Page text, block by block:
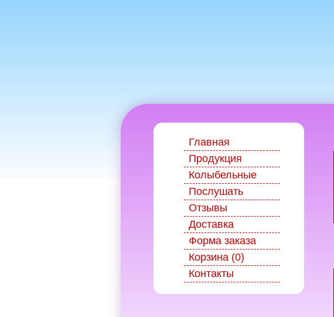
Главная
Продукция
Колыбельные
Послушать
Отзывы
Доставка
Форма заказа
Корзина (0)
Контакты